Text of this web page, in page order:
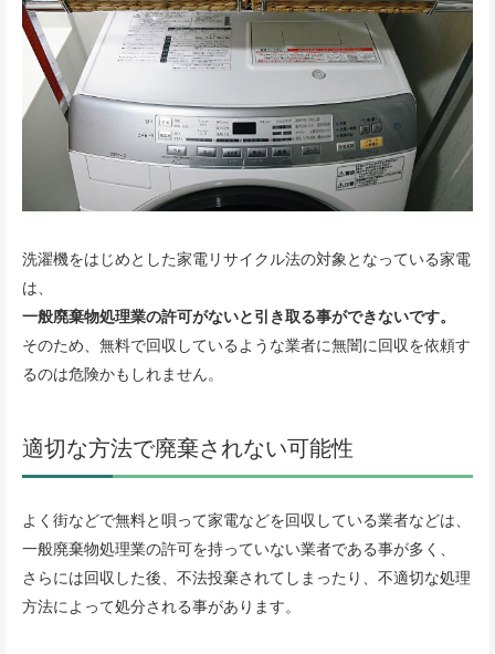
洗濯機をはじめとした家電リサイクル法の対象となっている家電
は、
一般廃棄物処理業の許可がないと引き取る事ができないです。
そのため、無料で回収しているような業者に無闇に回収を依頼す
るのは危険かもしれません。
適切な方法で廃棄されない可能性
よく街などで無料と唄って家電などを回収している業者などは、
一般廃棄物処理業の許可を持っていない業者である事が多く、
さらには回収した後、不法投棄されてしまったり、不適切な処理
方法によって処分される事があります。